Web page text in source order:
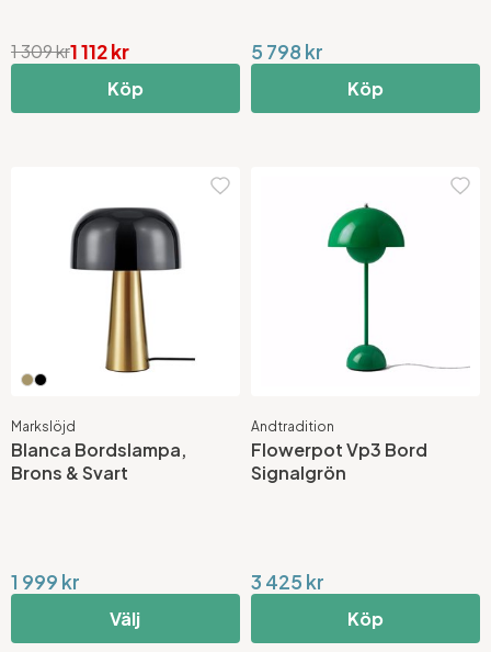
1 112 kr
1 309 kr
Köp
5 798 kr
Köp
Markslöjd
Blanca Bordslampa,
Brons & Svart
1 999 kr
Välj
Andtradition
Flowerpot Vp3 Bord
Signalgrön
3 425 kr
Köp